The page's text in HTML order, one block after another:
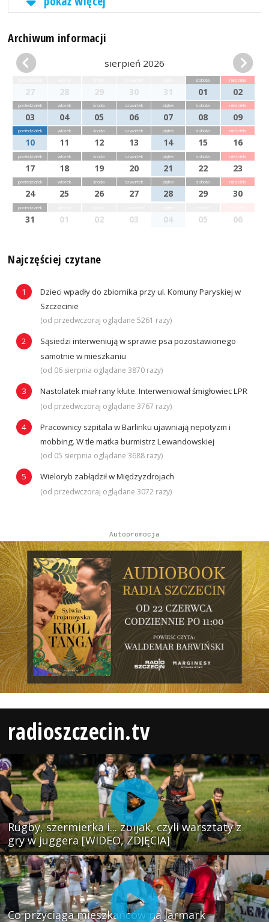
Archiwum informacji
sierpień 2026
27 28 29 30 31
sobota
01
niedziela
02
poniedziałek
03
wtorek
04
środa
05
czwartek
06
piątek
07
sobota
08
niedziela
09
poniedziałek
10
wtorek
11
środa
12
czwartek
13
piątek
14
sobota
15
niedziela
16
poniedziałek
17
wtorek
18
środa
19
czwartek
20
piątek
21
sobota
22
niedziela
23
poniedziałek
24
wtorek
25
środa
26
czwartek
27
piątek
28
sobota
29
niedziela
30
poniedziałek
31 01 02 03 04 05 06
Najczęściej czytane
Dzieci wpadły do zbiornika przy ul. Komuny Paryskiej w
Szczecinie
(od przedwczoraj oglądane 5261 razy)
Sąsiedzi interweniują w sprawie psa pozostawionego
samotnie w mieszkaniu
(od 06 sierpnia oglądane 3870 razy)
Nastolatek miał rany kłute. Interweniował śmigłowiec LPR
(od przedwczoraj oglądane 3767 razy)
Pracownicy szpitala w Barlinku ujawniają nepotyzm i
mobbing. W tle matka burmistrz Lewandowskiej
(od 05 sierpnia oglądane 3688 razy)
Wieloryb zabłądził w Międzyzdrojach
(od przedwczoraj oglądane 3072 razy)
Autopromocja
radioszczecin.tv
Rugby, szermierka i... zbijak, czyli warsztaty z
gry w juggera [WIDEO, ZDJĘCIA]
Co przyciąga mieszkańców na Jarmark